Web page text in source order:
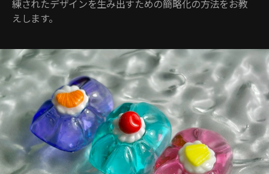
練されたデザインを生み出すための簡略化の方法をお教
えします。